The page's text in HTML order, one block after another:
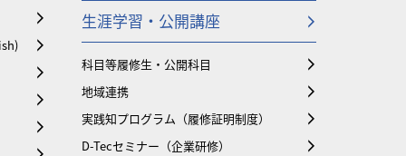
生涯学習・公開講座
科目等履修生・公開科目
地域連携
実践知プログラム（履修証明制度）
D-Tecセミナー（企業研修）